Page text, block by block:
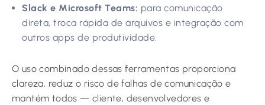
Slack e Microsoft Teams: para comunicação
direta, troca rápida de arquivos e integração com
outros apps de produtividade.
O uso combinado dessas ferramentas proporciona
clareza, reduz o risco de falhas de comunicação e
mantém todos — cliente, desenvolvedores e